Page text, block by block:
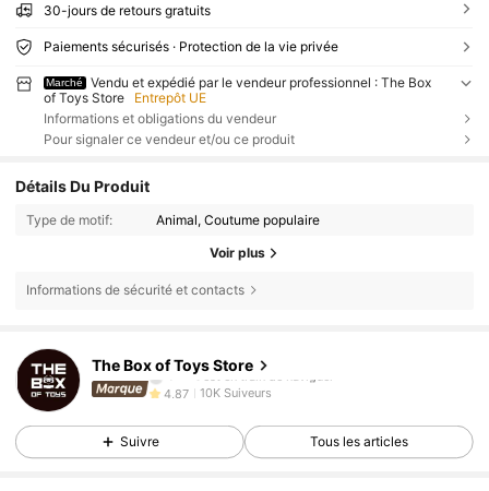
30-jours de retours gratuits
Paiements sécurisés · Protection de la vie privée
Marché
Vendu et expédié par le vendeur professionnel : The Box
of Toys Store
Entrepôt UE
Informations et obligations du vendeur
Pour signaler ce vendeur et/ou ce produit
Détails Du Produit
Type de motif: Animal, Coutume populaire
Voir plus
Informations de sécurité et contacts
The Box of Toys Store
7***test en train de naviguer
4,87
10K Suiveurs
4,87 10K Suiveurs
4,87 10K Suiveurs
Suivre Tous les articles